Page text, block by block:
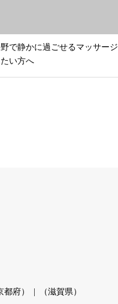
で静かに過ごせるマッサージ
い方へ
都府） （滋賀県）